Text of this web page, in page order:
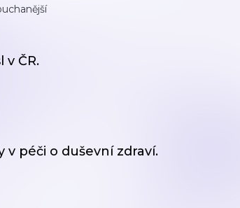
ČR.
v péči o duševní zdraví.